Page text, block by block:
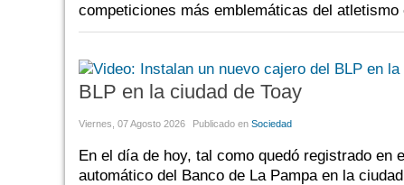
competiciones más emblemáticas del atletismo
BLP en la ciudad de Toay
Viernes, 07 Agosto 2026 Publicado en Sociedad
En el día de hoy, tal como quedó registrado
automático del Banco de La Pampa en la